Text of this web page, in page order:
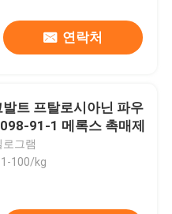
연락처
발트 프탈로시아닌 파우
91-1 메록스 촉매제
로그램
100/kg